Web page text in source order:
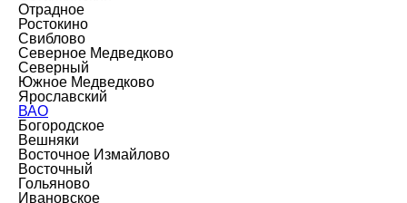
Отрадное
Ростокино
Свиблово
Северное Медведково
Северный
Южное Медведково
Ярославский
ВАО
Богородское
Вешняки
Восточное Измайлово
Восточный
Гольяново
Ивановское